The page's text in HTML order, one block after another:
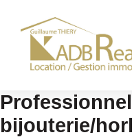
bijouterie/